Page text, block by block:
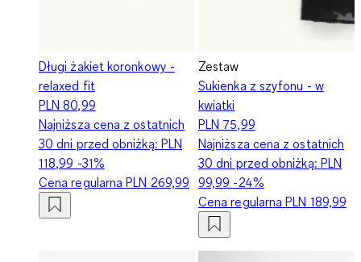
Długi żakiet koronkowy -
relaxed fit
PLN 80,99
Najniższa cena z ostatnich
30 dni przed obniżką: PLN
118,99 -31%
Cena regularnaPLN 269,99
Zestaw
Sukienka z szyfonu - w
kwiatki
PLN 75,99
Najniższa cena z ostatnich
30 dni przed obniżką: PLN
99,99 -24%
Cena regularnaPLN 189,99